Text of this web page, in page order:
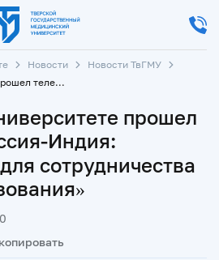
Новости
Новости ТвГМУ
В Тверском университете прошел телемост «Россия-Индия: перспективы для сотрудничества в сфере образования»
прошел
Индия:
сотрудничества